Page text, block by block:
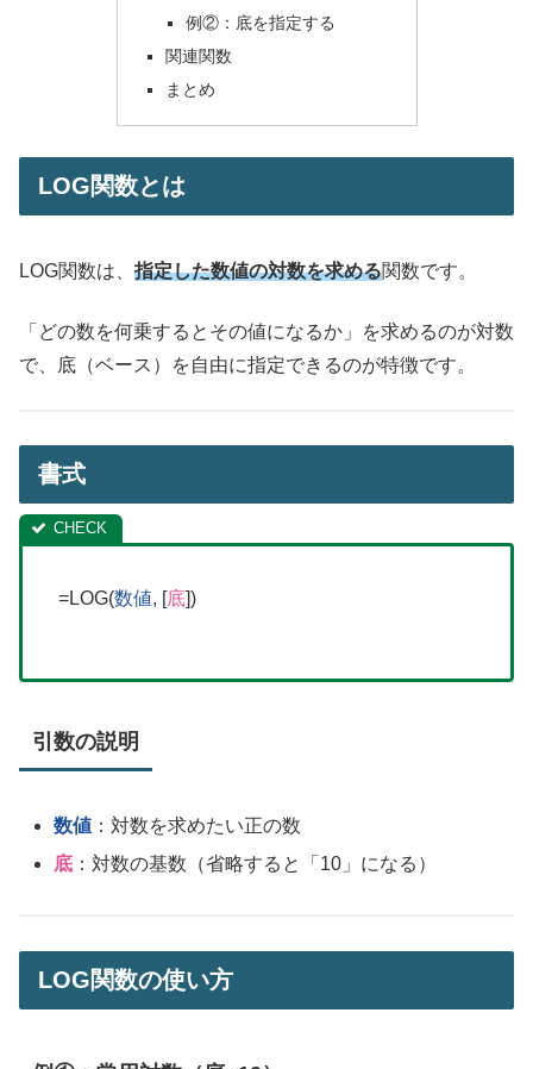
例②：底を指定する
関連関数
まとめ
LOG関数とは
LOG関数は、 指定した数値の対数を求める関数です。
「どの数を何乗するとその値になるか」を求めるのが対数
で、底（ベース）を自由に指定できるのが特徴です。
書式
=LOG(数値, [底])
引数の説明
数値 ：対数を求めたい正の数
底 ：対数の基数（省略すると「10」になる）
LOG関数の使い方